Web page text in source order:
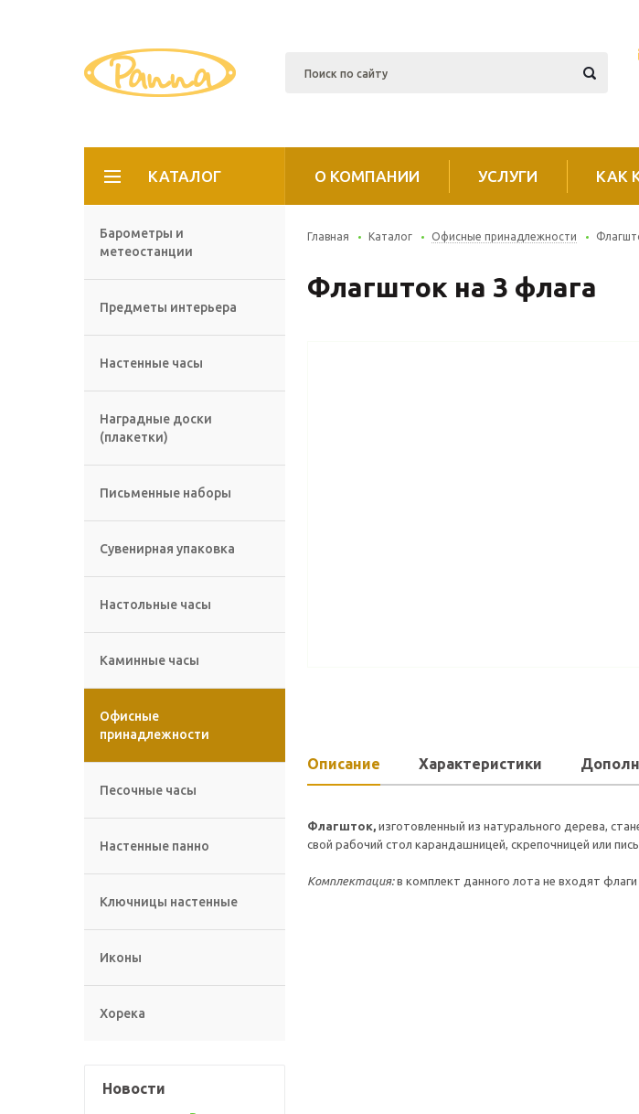
КАТАЛОГ О КОМПАНИИ УСЛУГИ КАК
Барометры и
метеостанции
Предметы интерьера
Настенные часы
Наградные доски
(плакетки)
Письменные наборы
Сувенирная упаковка
Настольные часы
Каминные часы
Офисные
принадлежности
Песочные часы
Настенные панно
Ключницы настенные
Иконы
Хорека
Новости
Главная Каталог Офисные принадлежности
Флагшток на 3 флага
Описание Характеристики
Флагшток, изготовленный из натурального дерева,
свой рабочий стол карандашницей, скрепочницей или
Комплектация:в комплект данного лота не входят